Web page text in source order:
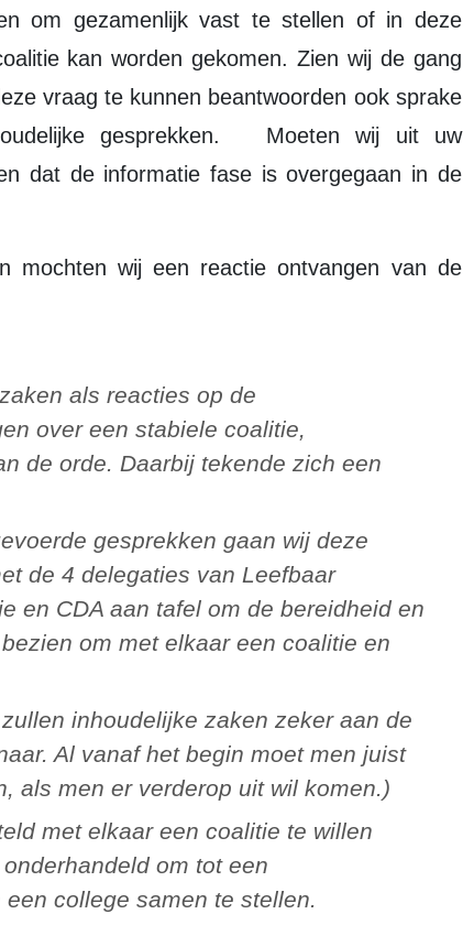
om gezamenlijk vast te stellen of in deze
kan worden gekomen. Zien wij de gang
vraag te kunnen beantwoorden ook sprake
gesprekken. Moeten wij uit uw
dat de informatie fase is overgegaan in de
over een stabiele coalitie,
de orde. Daarbij tekende zich een
de 4 delegaties van Leefbaar
en CDA aan tafel om de bereidheid en
om met elkaar een coalitie en
Al vanaf het begin moet men juist
als men er verderop uit wil komen.)
om tot een
college samen te stellen.